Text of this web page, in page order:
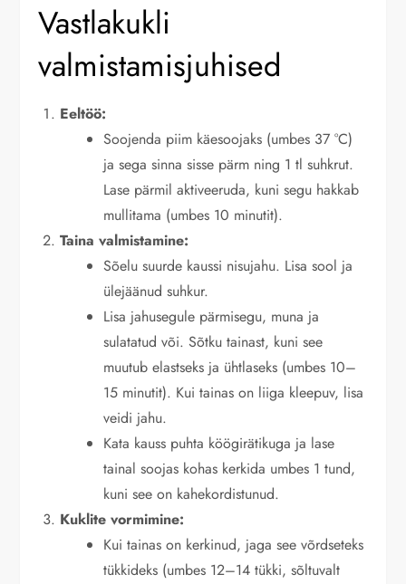
Vastlakukli
valmistamisjuhised
Eeltöö:
Soojenda piim käesoojaks (umbes 37 °C)
ja sega sinna sisse pärm ning 1 tl suhkrut.
Lase pärmil aktiveeruda, kuni segu hakkab
mullitama (umbes 10 minutit).
Taina valmistamine:
Sõelu suurde kaussi nisujahu. Lisa sool ja
ülejäänud suhkur.
Lisa jahusegule pärmisegu, muna ja
sulatatud või. Sõtku tainast, kuni see
muutub elastseks ja ühtlaseks (umbes 10–
15 minutit). Kui tainas on liiga kleepuv, lisa
veidi jahu.
Kata kauss puhta köögirätikuga ja lase
tainal soojas kohas kerkida umbes 1 tund,
kuni see on kahekordistunud.
Kuklite vormimine:
Kui tainas on kerkinud, jaga see võrdseteks
tükkideks (umbes 12–14 tükki, sõltuvalt